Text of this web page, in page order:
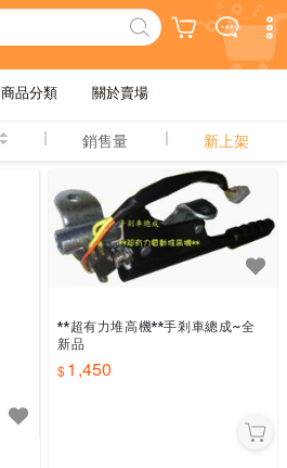
商品分類 關於賣場
銷售量 新上架
**超有力堆高機**手剎車總成~全
新品
1,450